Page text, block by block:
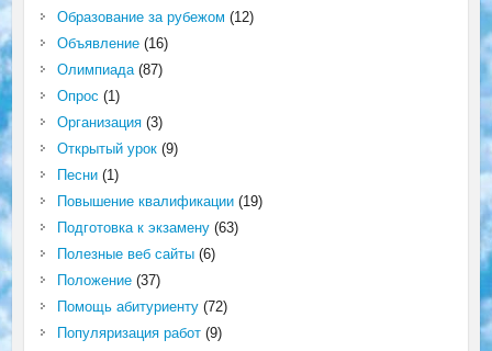
Образование за рубежом (12)
Объявление(16)
Олимпиада(87)
Опрос (1)
Организация(3)
Открытый урок(9)
Песни(1)
Повышение квалификации(19)
Подготовка к экзамену(63)
Полезные веб сайты(6)
Положение(37)
Помощь абитуриенту(72)
Популяризация работ(9)